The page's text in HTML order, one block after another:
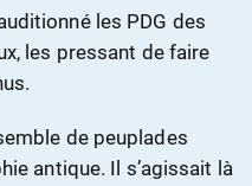
les PDG des
les pressant de faire
de peuplades
antique. Il s’agissait là